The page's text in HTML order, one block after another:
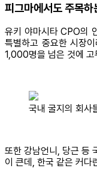
피그마에서도 주목하
유키 야마시타 CPO의
특별하고 중요한 시장
1,000명을 넘은 것에 고
국내 굴지의 회사
또한 강남언니, 당근 등
이 큰데, 한국 같은 커다